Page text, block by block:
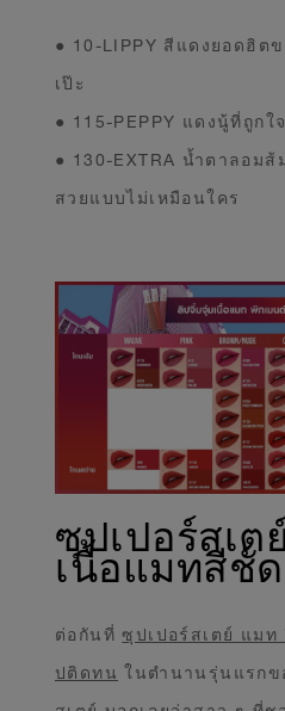
● 10-LIPPY สีแดงยอดฮิต
เป๊ะ
● 115-PEPPY แดงนู้ที่ถูกใ
● 130-EXTRA น้ำตาลอม
สวยแบบไม่เหมือนใคร
ซุปเปอร์สเต
เนื้อแมทสีชั
ต่อกันที่ซุปเปอร์สเตย์ แมท
ปติดทน ในตำนานรุ่นแรกข